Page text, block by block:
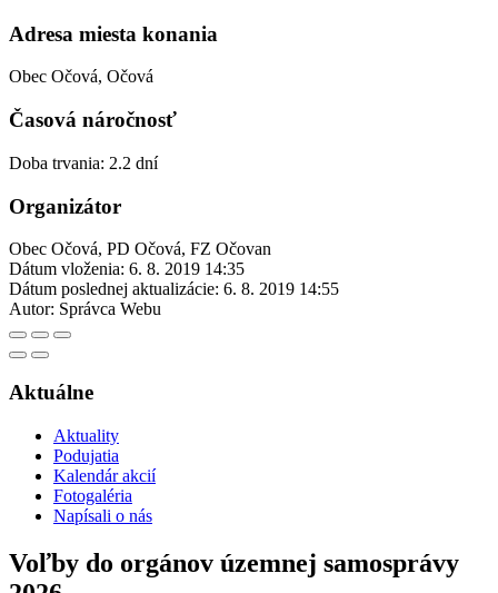
Adresa miesta konania
Obec Očová, Očová
Časová náročnosť
Doba trvania: 2.2 dní
Organizátor
Obec Očová, PD Očová, FZ Očovan
Dátum vloženia: 6. 8. 2019 14:35
Dátum poslednej aktualizácie: 6. 8. 2019 14:55
Autor: Správca Webu
Aktuálne
Aktuality
Podujatia
Kalendár akcií
Fotogaléria
Napísali o nás
Voľby do orgánov územnej samosprávy